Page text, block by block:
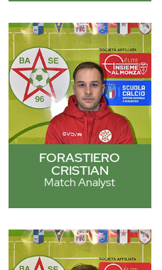
FORASTIERO
CRISTIAN
Match Analyst